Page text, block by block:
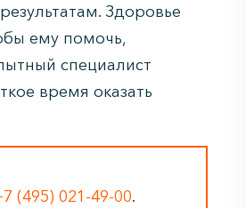
Здоровье
ему помочь,
специалист
время оказать
(495) 021-49-00.